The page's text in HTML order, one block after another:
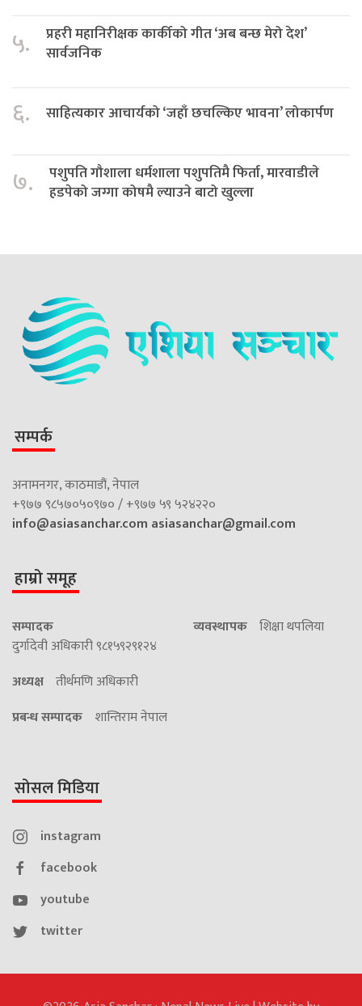
५.
प्रहरी महानिरीक्षक कार्कीको गीत ‘अब बन्छ मेरो देश’
सार्वजनिक
६. साहित्यकार आचार्यको ‘जहाँ छचल्किए भावना’ लोकार्पण
७.
पशुपति गौशाला धर्मशाला पशुपतिमै फिर्ता, मारवाडीले
हडपेको जग्गा कोषमै ल्याउने बाटो खुल्ला
सम्पर्क
अनामनगर, काठमाडौं, नेपाल
+९७७ ९८५७०५०९७० / +९७७ ५९ ५२४२२०
info@asiasanchar.com asiasanchar@gmail.com
हाम्रो समूह
सम्पादक
दुर्गादेवी अधिकारी ९८१५९२९१२४
व्यवस्थापक शिक्षा थपलिया
अध्यक्ष तीर्थमणि अधिकारी
प्रबन्ध सम्पादक शान्तिराम नेपाल
सोसल मिडिया
instagram
facebook
youtube
twitter